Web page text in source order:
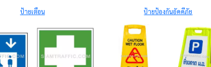
ป้ายเตือน ป้ายป้องกันอัคคีภัย